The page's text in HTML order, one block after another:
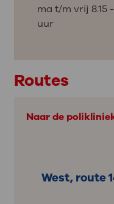
ma t/m vrij 8.15
uur
Routes
Naar de
West, route